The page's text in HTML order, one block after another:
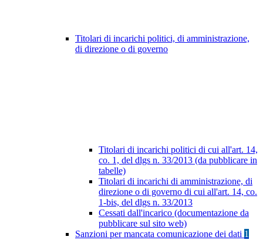
Titolari di incarichi politici, di amministrazione,
di direzione o di governo
Titolari di incarichi politici di cui all'art. 14,
co. 1, del dlgs n. 33/2013 (da pubblicare in
tabelle)
Titolari di incarichi di amministrazione, di
direzione o di governo di cui all'art. 14, co.
1-bis, del dlgs n. 33/2013
Cessati dall'incarico (documentazione da
pubblicare sul sito web)
Sanzioni per mancata comunicazione dei dati 1